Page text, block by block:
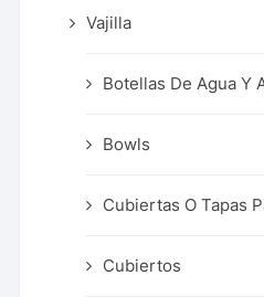
Vajilla
Botellas De Agua Y
Bowls
Cubiertas O Tapas
Cubiertos